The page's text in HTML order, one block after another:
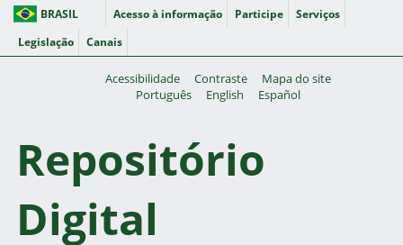
BRASIL Acesso à informação Participe
Serviços
Legislação
Canais
Acessibilidade Contraste
Mapa do site
Português
English Español
Repositório
Digital